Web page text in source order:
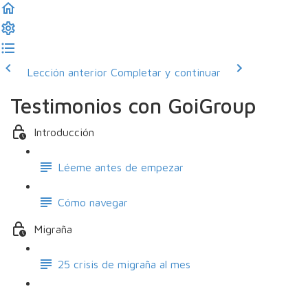
Lección anterior Completar y continuar
Testimonios con GoiGroup
Introducción
Léeme antes de empezar
Cómo navegar
Migraña
25 crisis de migraña al mes